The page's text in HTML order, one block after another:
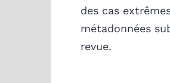
des cas
métadonnées
revue.